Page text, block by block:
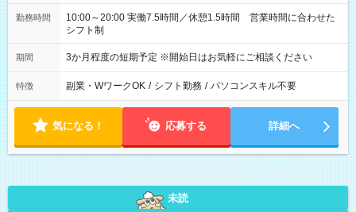
勤務時間
10:00～20:00 実働7.5時間／休憩1.5時間 営業時間に合わせた
シフト制
期間 3か月程度の短期予定 ※開始日はお気軽にご相談ください
特徴 副業・WワークOK / シフト勤務 / パソコンスキル不要
気になる！ 応募する 詳細へ
未読